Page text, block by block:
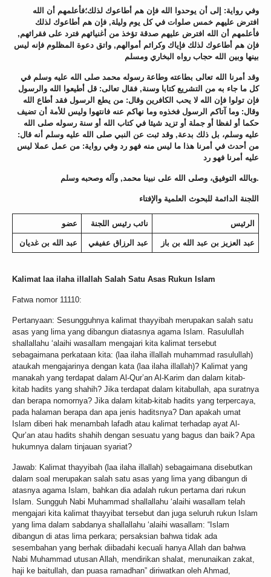
وفي رواية: إلى أن يوحدوا الله فإن هم أطاعوك لذلك؛فأعلمهم أن الله
افترض عليهم خمس صلوات في كل يوم وليلة, فإن هم أطاعوك لذلك
فأعلمهم أن الله افترض عليهم صدقة تؤخذ من أغنيائهم فترد على فقرائهم,
فإن هم أطاعوك لذلك فإياك وكرائم أموالهم, واتق دعوة المظلوم فإنه ليس
بينها وبين الله حجاب رواه البخاري ومسلم
وقد أمرنا الله تعالى بطاعته وطاعة رسوله محمد صلى الله عليه وسلم في
كل ما جاء به من التشريع كتابا وسنة, فقال تعالى: قل أطيعوا الله والرسول
فإن تولوا فإن الله لا يحب الكافرين وقال: من يطع الرسول فقد أطاع الله
وقال: وما آتاكم الرسول فخذوه وما نهاكم عنه فانتهوا وليس للأمة أن تضيف
حكما أو لفظا أو جملة أو تزيد شيئا في كتاب الله أو سنة رسوله صلى الله
عليه وسلم، بل ذلك بدعة, وقد ثبت عن النبي صلى الله عليه وسلم أنه قال:
من أحدث في أمرنا هذا ما ليس منه فهو رد وفي رواية: من عمل عملا ليس
عليه أمرنا فهو رد
وبالله التوفيق، وصلى الله على نبينا محمد, وآله وصحبه وسلم.
اللجنة الدائمة للبحوث العلمية والإفتاء
عضو نائب رئيس اللجنة الرئيس
عبد الله بن غديان عبد الرزاق عفيفي عبد العزيز بن عبد الله بن باز
Kalimat laa ilaha illallah Salah Satu Asas Rukun Islam
Fatwa nomor 11110:
Pertanyaan: Sesungguhnya kalimat thayyibah merupakan salah satu
asas yang lima yang dibangun diatasnya agama Islam. Rasulullah
shallallahu ‘alaihi wasallam mengajari kita kalimat tersebut
sebagaimana perkataan kita: (laa ilaha illallah muhammad rasulullah)
ataukah mengajarinya dengan kata (laa ilaha illallah)? Kalimat yang
manakah yang terdapat dalam Al-Qur’an Al-Karim dan dalam kitab-
kitab hadits yang shahih? Jika terdapat dalam kitabullah, apa suratnya
dan berapa nomornya? Jika dalam kitab-kitab hadits yang terpercaya,
pada halaman berapa dan apa jenis haditsnya? Dan apakah umat
Islam diberi hak menambah lafadh atau kalimat terhadap ayat Al-
Qur’an atau hadits shahih dengan sesuatu yang bagus dan baik? Apa
hukumnya dalam tinjauan syariat?
Jawab: Kalimat thayyibah (laa ilaha illallah) sebagaimana disebutkan
dalam soal merupakan salah satu asas yang lima yang dibangun di
atasnya agama Islam, bahkan dia adalah rukun pertama dari rukun
Islam. Sungguh Nabi Muhammad shallallahu ‘alaihi wasallam telah
mengajari kita kalimat thayyibat tersebut dan juga seluruh rukun Islam
yang lima dalam sabdanya shallallahu ‘alaihi wasallam: “Islam
dibangun di atas lima perkara; persaksian bahwa tidak ada
sesembahan yang berhak diibadahi kecuali hanya Allah dan bahwa
Nabi Muhammad utusan Allah, mendirikan shalat, menunaikan zakat,
haji ke baitullah, dan puasa ramadhan” diriwatkan oleh Ahmad,